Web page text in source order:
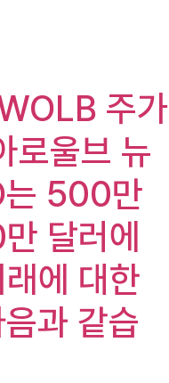
주가
로울브 뉴
500만
달러에
에 대한
과 같습